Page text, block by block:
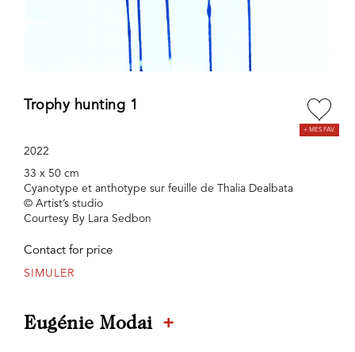
Trophy hunting 1
2022
33 x 50 cm
Cyanotype et anthotype sur feuille de Thalia Dealbata
© Artist’s studio
Courtesy By Lara Sedbon
Contact for price
SIMULER
Eugénie Modai +